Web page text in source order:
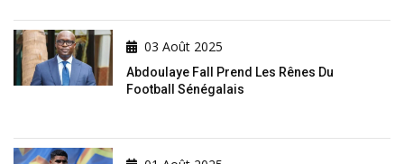
03 Août 2025
Abdoulaye Fall Prend Les Rênes Du
Football Sénégalais